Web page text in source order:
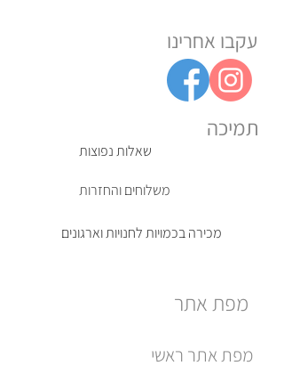
עקבו אחרינו
תמיכה
שאלות נפוצות
משלוחים והחזרות
מכירה בכמויות לחנויות וארגונים
מפת אתר
מפת אתר ראשי